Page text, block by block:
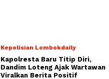
Kepolisian Lombokdaily
Kapolresta Baru Titip Diri,
Dandim Loteng Ajak Wartawan
Viralkan Berita Positif